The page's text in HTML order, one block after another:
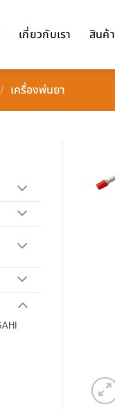
เกี่ยวกับเรา สินค้า
/ เครื่องพ่นยา